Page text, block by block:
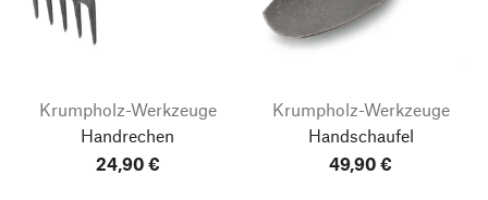
Krumpholz-Werkzeuge
Handrechen
24,90 €
Krumpholz-Werkzeuge
Handschaufel
49,90 €